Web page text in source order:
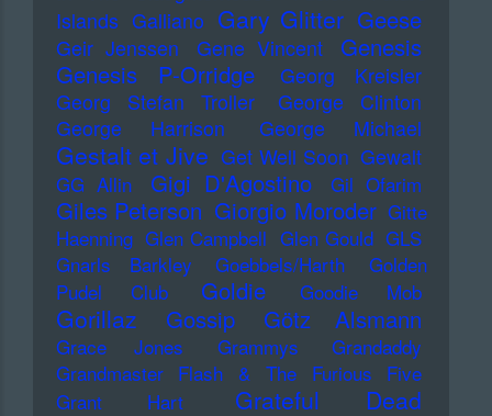
Islands Galliano Gary Glitter Geese
Geir Jenssen Gene Vincent
Genesis
Genesis P-Orridge
Georg Kreisler
Georg Stefan Troller
George Clinton
George Harrison
George Michael
Gestalt et Jive Get Well Soon Gewalt
GG Allin
Gigi D'Agostino Gil Ofarim
Giles Peterson Giorgio Moroder Gitte
Haenning Glen Campbell Glen Gould GLS
Gnarls Barkley
Goebbels/Harth
Golden
Pudel Club
Goldie Goodie Mob
Gorillaz Gossip Götz Alsmann
Grace Jones Grammys
Grandaddy
Grandmaster Flash & The Furious Five
Grant Hart
Grateful Dead